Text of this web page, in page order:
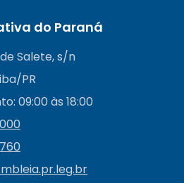
do Paraná
Salete, s/n
PR
09:00 às 18:00